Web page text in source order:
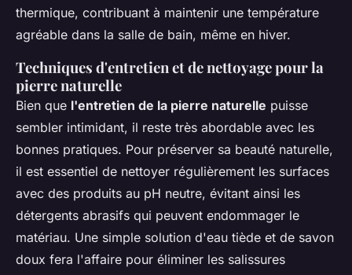
thermique, contribuant à maintenir une température
agréable dans la salle de bain, même en hiver.
Techniques d'entretien et de nettoyage pour la
pierre naturelle
Bien que l'entretien de la pierre naturelle puisse
sembler intimidant, il reste très abordable avec les
bonnes pratiques. Pour préserver sa beauté naturelle,
il est essentiel de nettoyer régulièrement les surfaces
avec des produits au pH neutre, évitant ainsi les
détergents abrasifs qui peuvent endommager le
matériau. Une simple solution d'eau tiède et de savon
doux fera l'affaire pour éliminer les salissures